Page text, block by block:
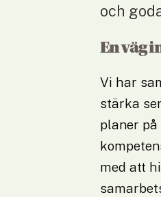
och
En väg
Vi har
stärka
planer
med att